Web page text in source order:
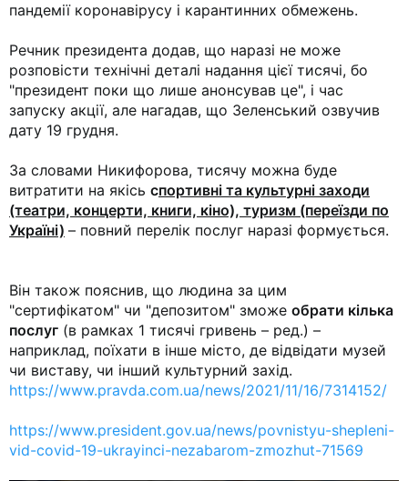
пандемії коронавірусу і карантинних обмежень.
Речник президента додав, що наразі не може
розповісти технічні деталі надання цієї тисячі, бо
"президент поки що лише анонсував це", і час
запуску акції, але нагадав, що Зеленський озвучив
дату 19 грудня.
За словами Никифорова, тисячу можна буде
витратити на якісь спортивні та культурні заходи
(театри, концерти, книги, кіно), туризм (переїзди по
Україні) – повний перелік послуг наразі формується.
Він також пояснив, що людина за цим
"сертифікатом" чи "депозитом" зможе обрати кілька
послуг (в рамках 1 тисячі гривень – ред.) –
наприклад, поїхати в інше місто, де відвідати музей
чи виставу, чи інший культурний захід.
https://www.pravda.com.ua/news/2021/11/16/7314152/
https://www.president.gov.ua/news/povnistyu-shepleni-
vid-covid-19-ukrayinci-nezabarom-zmozhut-71569